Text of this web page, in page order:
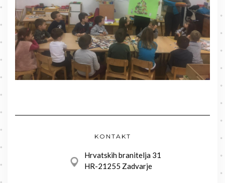
KONTAKT
Hrvatskih branitelja 31
HR-21255 Zadvarje